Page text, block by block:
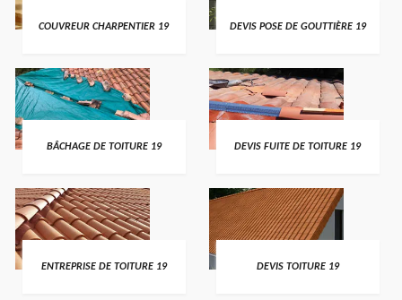
COUVREUR CHARPENTIER 19 DEVIS POSE DE GOUTTIÈRE 19
BÂCHAGE DE TOITURE 19 DEVIS FUITE DE TOITURE 19
ENTREPRISE DE TOITURE 19 DEVIS TOITURE 19